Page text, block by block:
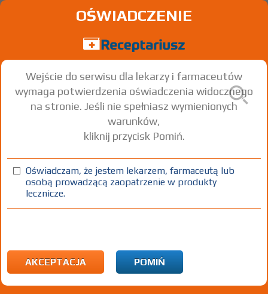
®N
Flumetasone + Neomycin
krem (0,2 mg+ 5 mg)/g 1 op. 15 g Na skórę
100%
OŚWIADCZENIE
Wejście do serwisu dla lekarzy i farmaceutów
wymaga potwierdzenia oświadczenia widocznego
na stronie. Jeśli nie spełniasz wymienionych
warunków,
kliknij przycisk Pomiń.
Oświadczam, że jestem lekarzem, farmaceutą lub
osobą prowadzącą zaopatrzenie w produkty
lecznicze.
AKCEPTACJA POMIŃ